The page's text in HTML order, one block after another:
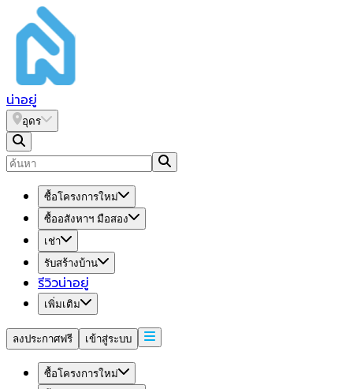
น่าอยู่
อุดร
ซื้อโครงการใหม่
ซื้ออสังหาฯ มือสอง
เช่า
รับสร้างบ้าน
รีวิวน่าอยู่
เพิ่มเติม
ลงประกาศฟรี เข้าสู่ระบบ
ซื้อโครงการใหม่